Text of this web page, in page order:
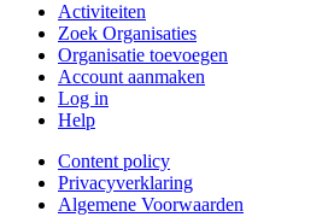
Activiteiten
Zoek Organisaties
Organisatie toevoegen
Account aanmaken
Log in
Help
Content policy
Privacyverklaring
Algemene Voorwaarden